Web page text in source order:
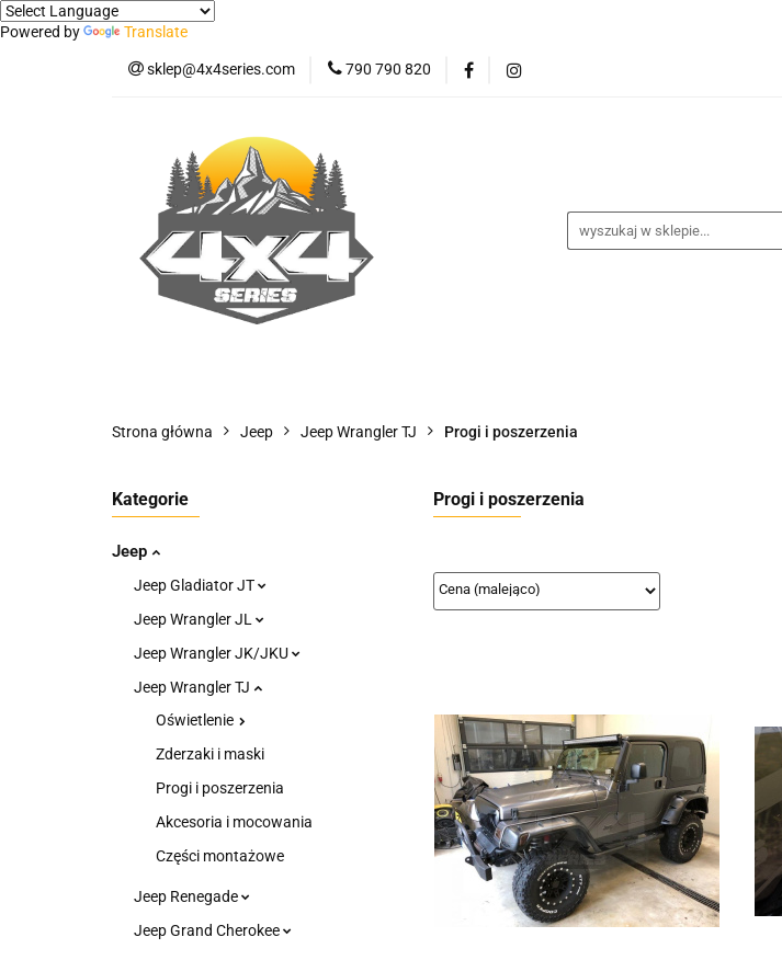
Powered by Translate
sklep@4x4series.com 790 790 820
Panele ochronne
Pick-up
Osłony - Owiewki - Spojlery
Strona główna Jeep Jeep Wrangler TJ Progi i poszerzenia
Kategorie
Jeep
Jeep Gladiator JT
Jeep Wrangler JL
Jeep Wrangler JK/JKU
Jeep Wrangler TJ
Oświetlenie
Zderzaki i maski
Progi i poszerzenia
Akcesoria i mocowania
Części montażowe
Jeep Renegade
Jeep Grand Cherokee
Progi i poszerzenia